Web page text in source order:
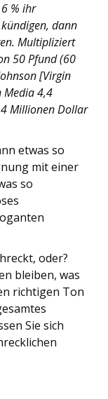
% ihr
dann
Multipliziert
50 Pfund (60
[Virgin
Media 4,4
Millionen Dollar
etwas so
mit einer
so
oder?
bleiben, was
richtigen Ton
Sie sich